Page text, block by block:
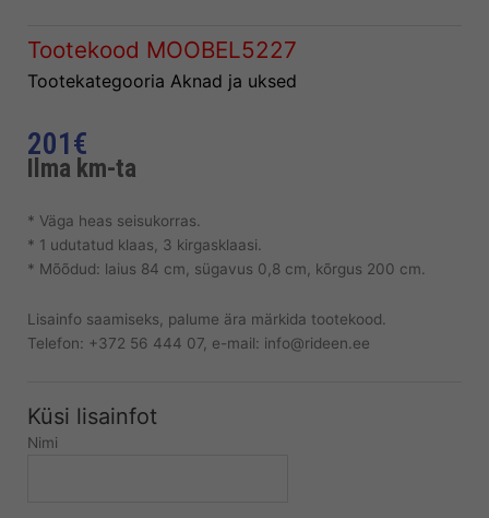
Tootekood MOOBEL5227
Tootekategooria Aknad ja uksed
201 €
Ilma km-ta
* Väga heas seisukorras.
* 1 udutatud klaas, 3 kirgasklaasi.
* Mõõdud: laius 84 cm, sügavus 0,8 cm, kõrgus 200 cm.
Lisainfo saamiseks, palume ära märkida tootekood.
Telefon: +372 56 444 07, e-mail: info@rideen.ee
Küsi lisainfot
Nimi